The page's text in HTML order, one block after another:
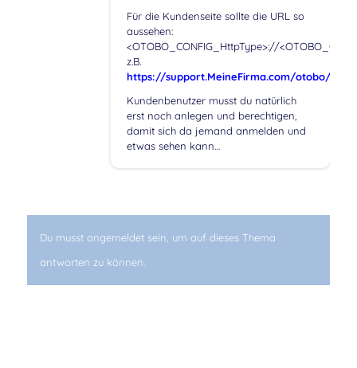
Für die Kundenseite sollte die URL so
aussehen:
<OTOBO_CONFIG_HttpType>://
z.B.
https://support.MeineFirma.com/otobo/
Kundenbenutzer musst du natürlich
erst noch anlegen und berechtigen,
damit sich da jemand anmelden und
etwas sehen kann…
Du musst angemeldet sein, um auf dieses Thema
antworten zu können.